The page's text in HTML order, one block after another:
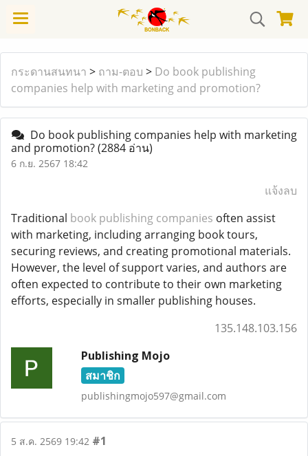
กระดานสนทนา > ถาม-ตอบ > Do book publishing
companies help with marketing and promotion?
Do book publishing companies help with marketing
and promotion?(2884 อ่าน)
6 ก.ย. 2567 18:42
แจ้งลบ
Traditional book publishing companies often assist
with marketing, including arranging book tours,
securing reviews, and creating promotional materials.
However, the level of support varies, and authors are
often expected to contribute to their own marketing
efforts, especially in smaller publishing houses.
135.148.103.156
Publishing Mojo
สมาชิก
publishingmojo597@gmail.com
5 ส.ค. 2569 19:42 #1